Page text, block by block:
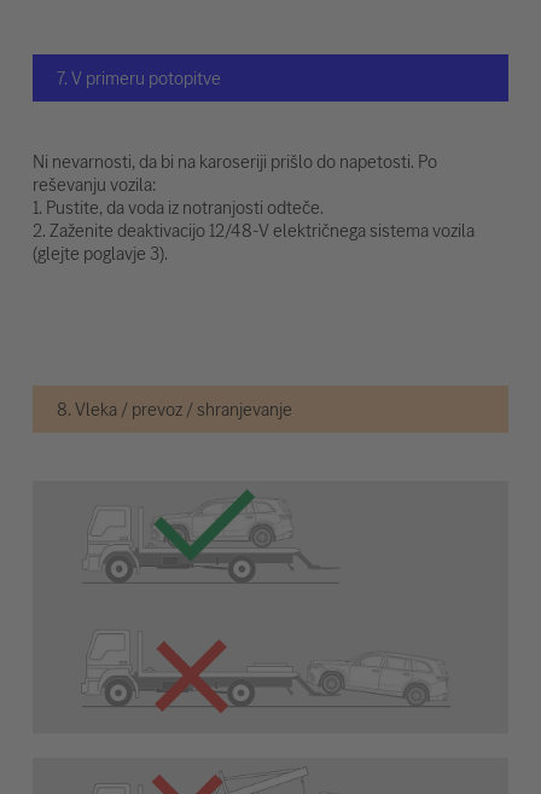
7. V primeru potopitve
Ni nevarnosti, da bi na karoseriji prišlo do napetosti. Po
reševanju vozila:
1. Pustite, da voda iz notranjosti odteče.
2. Zaženite deaktivacijo 12/48-V električnega sistema vozila
(glejte poglavje 3).
8. Vleka / prevoz / shranjevanje